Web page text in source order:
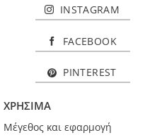
INSTAGRAM
FACEBOOK
PINTEREST
ΧΡΗΣΙΜΑ
Μέγεθος και εφαρμογή